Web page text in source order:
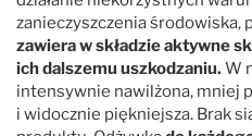
zanieczyszczenia
zawiera w składzie aktywne
ich dalszemu uszkodzaniu.W
intensywnie nawilżona, mniej
i widocznie piękniejsza. Brak